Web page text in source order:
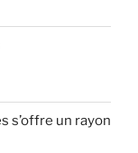
s’offre un rayon